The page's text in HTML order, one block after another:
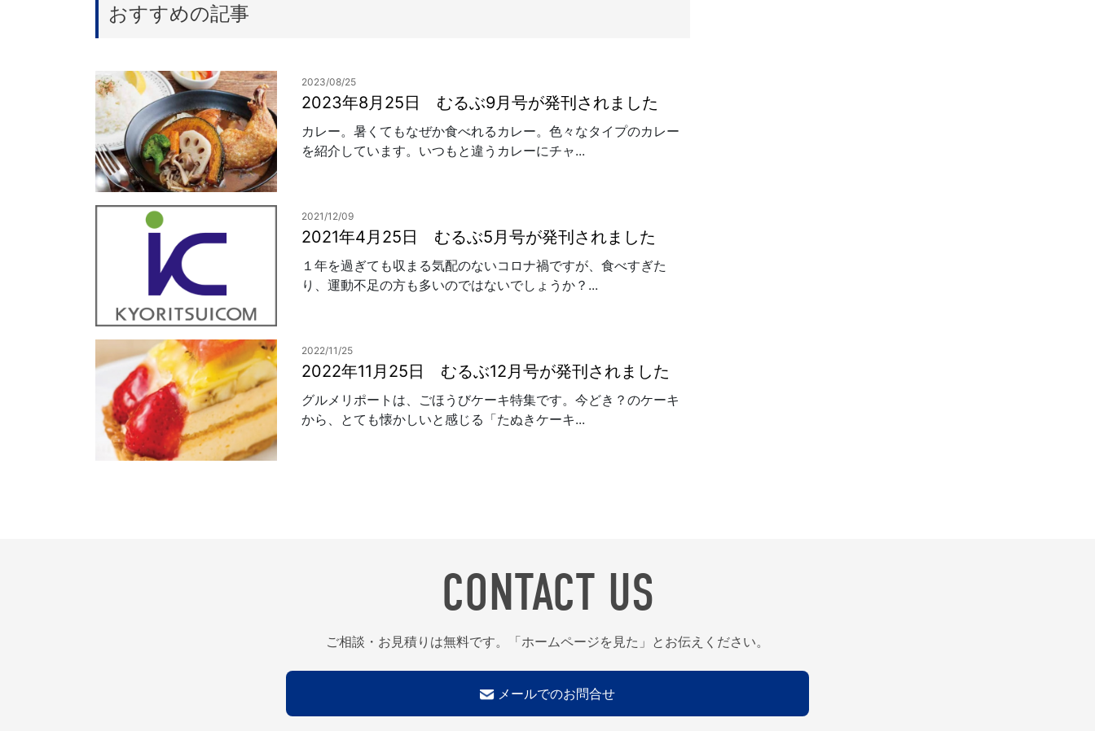
おすすめの記事
2023/08/25
2023年8月25日 むるぶ9月号が発刊されました
カレー。暑くてもなぜか食べれるカレー。色々なタイプのカレー
を紹介しています。いつもと違うカレーにチャ...
2021/12/09
2021年4月25日 むるぶ5月号が発刊されました
１年を過ぎても収まる気配のないコロナ禍ですが、食べすぎた
り、運動不足の方も多いのではないでしょうか？...
2022/11/25
2022年11月25日 むるぶ12月号が発刊されました
グルメリポートは、ごほうびケーキ特集です。今どき？のケーキ
から、とても懐かしいと感じる「たぬきケーキ...
CONTACT US
ご相談・お見積りは無料です。「ホームページを見た」とお伝えください。
メールでのお問合せ